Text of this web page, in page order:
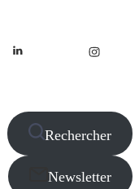
Rechercher
Newsletter